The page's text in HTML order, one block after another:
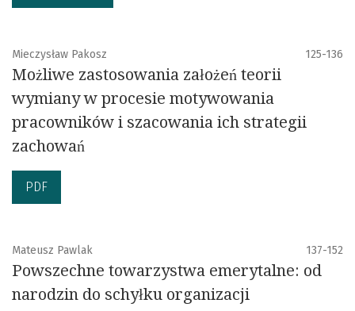
Mieczysław Pakosz 125-136
Możliwe zastosowania założeń teorii
wymiany w procesie motywowania
pracowników i szacowania ich strategii
zachowań
PDF
Mateusz Pawlak 137-152
Powszechne towarzystwa emerytalne: od
narodzin do schyłku organizacji